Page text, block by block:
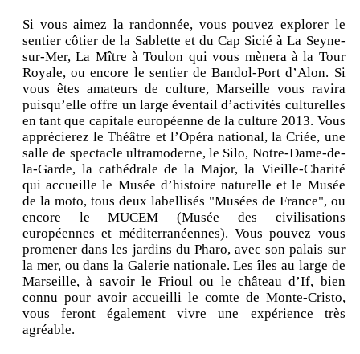
Si vous aimez la randonnée, vous pouvez explorer le
sentier côtier de la Sablette et du Cap Sicié à La Seyne-
sur-Mer, La Mître à Toulon qui vous mènera à la Tour
Royale, ou encore le sentier de Bandol-Port d’Alon. Si
vous êtes amateurs de culture, Marseille vous ravira
puisqu’elle offre un large éventail d’activités culturelles
en tant que capitale européenne de la culture 2013. Vous
apprécierez le Théâtre et l’Opéra national, la Criée, une
salle de spectacle ultramoderne, le Silo, Notre-Dame-de-
la-Garde, la cathédrale de la Major, la Vieille-Charité
qui accueille le Musée d’histoire naturelle et le Musée
de la moto, tous deux labellisés "Musées de France", ou
encore le MUCEM (Musée des civilisations
européennes et méditerranéennes). Vous pouvez vous
promener dans les jardins du Pharo, avec son palais sur
la mer, ou dans la Galerie nationale. Les îles au large de
Marseille, à savoir le Frioul ou le château d’If, bien
connu pour avoir accueilli le comte de Monte-Cristo,
vous feront également vivre une expérience très
agréable.